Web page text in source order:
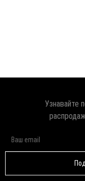
Узнавайте